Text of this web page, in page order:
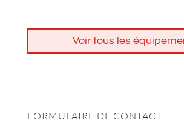
Voir tous les
FORMULAIRE DE CONTACT